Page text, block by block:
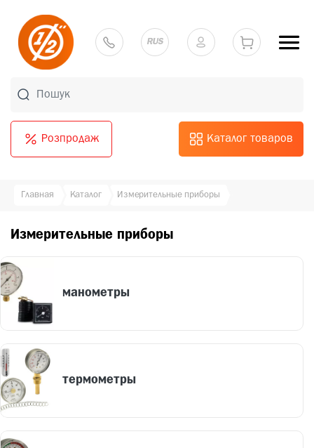
Розпродаж Каталог товаров
RUS
Главная Каталог Измерительные приборы
Измерительные приборы
манометры
термометры